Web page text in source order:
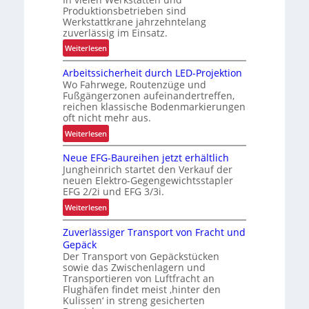
u
s
t
e
L
ö
s
u
n
g
f
ü
r
R
e
c
y
l
n
g
h
ö
Produktionsbetrieben sind
Werkstattkrane jahrzehntelang
zuverlässig im Einsatz.
Weiterlesen:
M
e
h
r
E
r
g
o
n
o
m
i
e
u
d
P
r
ä
Arbeitssicherheit durch LED-Projektion
Wo Fahrwege, Routenzüge und
Fußgängerzonen aufeinandertreffen,
reichen klassische Bodenmarkierungen
oft nicht mehr aus.
Weiterlesen:
A
r
b
e
i
t
s
s
c
h
e
r
Neue EFG-Baureihen jetzt erhältlich
Jungheinrich startet den Verkauf der
neuen Elektro-Gegengewichtsstapler
EFG 2/2i und EFG 3/3i.
Weiterlesen:
N
e
e
E
F
G
Zuverlässiger Transport von Fracht und
Gepäck
Der Transport von Gepäckstücken
sowie das Zwischenlagern und
Transportieren von Luftfracht an
Flughäfen findet meist ‚hinter den
Kulissen‘ in streng gesicherten